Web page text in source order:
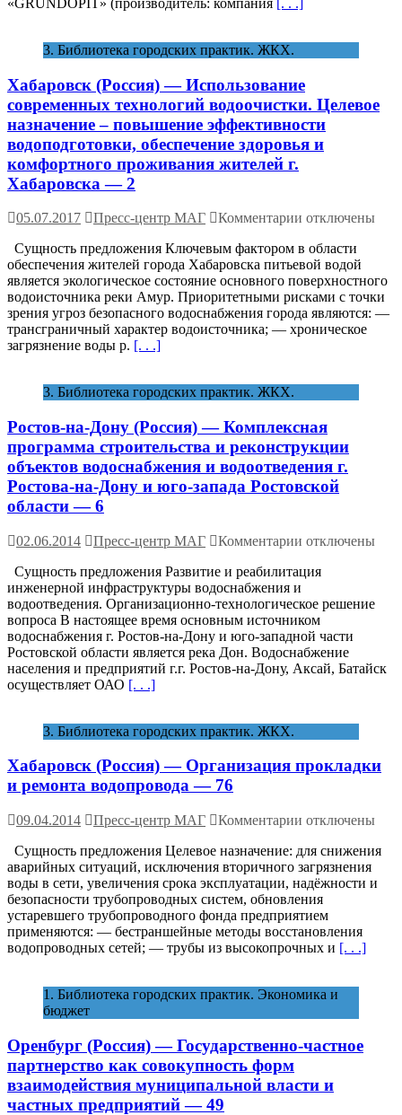
3. Библиотека городских практик. ЖКХ.
Хабаровск (Россия) — Использование
современных технологий водоочистки. Целевое
назначение – повышение эффективности
водоподготовки, обеспечение здоровья и
комфортного проживания жителей г.
Хабаровска — 2
05.07.2017 Пресс-центр МАГ Комментарии к
Хабаровск
(Россия)
—
Использование
современных
технологий
эффективности
обеспечение
здоровья
и
жителей
Хабаровска
2
отключены
Сущность предложения Ключевым фактором в области
обеспечения жителей города Хабаровска питьевой водой
является экологическое состояние основного поверхностного
водоисточника реки Амур. Приоритетными рисками с точки
зрения угроз безопасного водоснабжения города являются: —
трансграничный характер водоисточника; — хроническое
загрязнение воды р. [. . .]
3. Библиотека городских практик. ЖКХ.
Ростов-на-Дону (Россия) — Комплексная
программа строительства и реконструкции
объектов водоснабжения и водоотведения г.
Ростова-на-Дону и юго-запада Ростовской
области — 6
02.06.2014 Пресс-центр МАГ Комментарии к
Ростов-
Дону (Россия)
—
Комплексная
программа
строительства
водоотведения
на-
и
юго-
запада
Ростовской
области
—
6
отключены
Сущность предложения Развитие и реабилитация
инженерной инфраструктуры водоснабжения и
водоотведения. Организационно-технологическое решение
вопроса В настоящее время основным источником
водоснабжения г. Ростов-на-Дону и юго-западной части
Ростовской области является река Дон. Водоснабжение
населения и предприятий г.г. Ростов-на-Дону, Аксай, Батайск
осуществляет ОАО [. . .]
3. Библиотека городских практик. ЖКХ.
Хабаровск (Россия) — Организация прокладки
и ремонта водопровода — 76
09.04.2014 Пресс-центр МАГ Комментарии к
Хабаровск
(Россия)
—
Организация
прокладки
и
ремонта
76
отключены
Сущность предложения Целевое назначение: для снижения
аварийных ситуаций, исключения вторичного загрязнения
воды в сети, увеличения срока эксплуатации, надёжности и
безопасности трубопроводных систем, обновления
устаревшего трубопроводного фонда предприятием
применяются: — бестраншейные методы восстановления
водопроводных сетей; — трубы из высокопрочных и [. . .]
1. Библиотека городских практик. Экономика и
бюджет
Оренбург (Россия) — Государственно-частное
партнерство как совокупность форм
взаимодействия муниципальной власти и
частных предприятий — 49